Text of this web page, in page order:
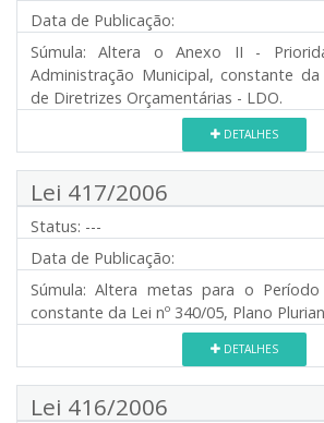
Data de Publicação:
Súmula: Altera o Anexo II -
Administração Municipal, constante
de Diretrizes Orçamentárias - LDO.
DETALHES
Lei 417/2006
Status: ---
Data de Publicação:
Súmula: Altera metas para o
constante da Lei nº 340/05, Plano
DETALHES
Lei 416/2006